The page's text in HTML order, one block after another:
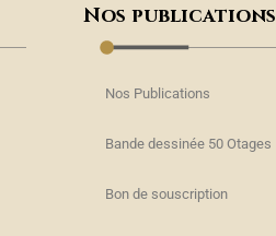
Nos publications
Nos Publications
Bande dessinée 50 Otages
Bon de souscription